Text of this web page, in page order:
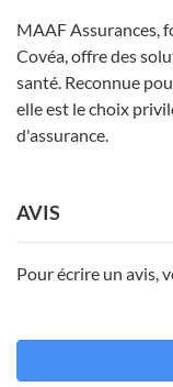
MAAF Assurances,
Covéa, offre des
santé. Reconnue
elle est le choix
d'assurance.
AVIS
Pour écrire un avis,